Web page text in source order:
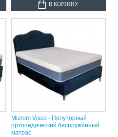
В КОРЗИНУ
Mizrom Visco - Полуторный
ортопедический беспружинный
матрас